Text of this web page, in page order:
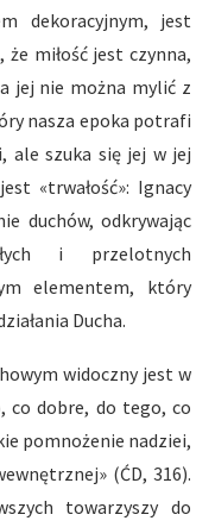
dekoracyjnym, jest
że miłość jest czynna,
jej nie można mylić z
nasza epoka potrafi
ale szuka się jej w jej
«trwałość»: Ignacy
duchów, odkrywając
i przelotnych
elementem, który
Ducha.
widoczny jest w
co dobre, do tego, co
pomnożenie nadziei,
(ĆD, 316).
towarzyszy do